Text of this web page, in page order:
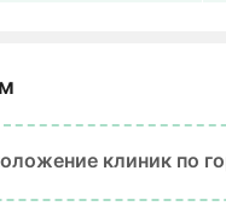
клиник по